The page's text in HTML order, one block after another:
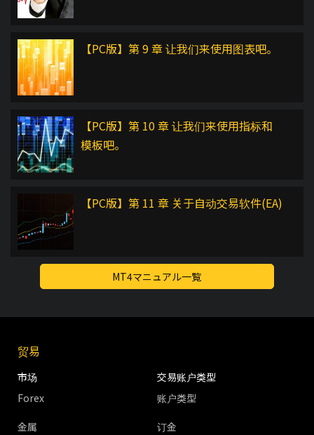
【PC版】第 9 章 让我们来使用图表吧。
【PC版】第 10 章 让我们来使用指标和
模板吧。
【PC版】第 11 章 关于自动交易软件(EA)
MT4マニュアル一覧
贸易
市场
Forex
金属
交易账户类型
账户类型
订金